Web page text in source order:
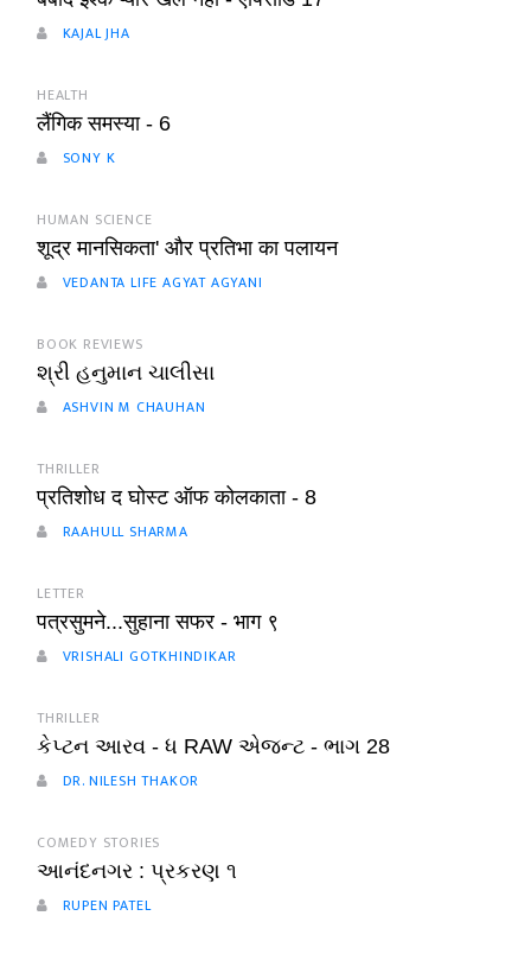
KAJAL JHA
HEALTH
लैंगिक समस्या - 6
SONY K
HUMAN SCIENCE
शूद्र मानसिकता' और प्रतिभा का पलायन
VEDANTA LIFE AGYAT AGYANI
BOOK REVIEWS
શ્રી હનુમાન ચાલીસા
ASHVIN M CHAUHAN
THRILLER
प्रतिशोध द घोस्ट ऑफ कोलकाता - 8
RAAHULL SHARMA
LETTER
पत्रसुमने...सुहाना सफर - भाग ९
VRISHALI GOTKHINDIKAR
THRILLER
કેપ્ટન આરવ - ધ RAW એજન્ટ - ભાગ 28
DR. NILESH THAKOR
COMEDY STORIES
આનંદનગર : પ્રકરણ ૧
RUPEN PATEL